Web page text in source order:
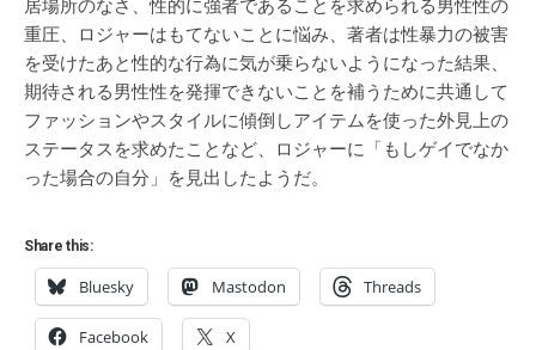
居場所のなさ、性的に強者であることを求められる男性性の
重圧、ロジャーはもてないことに悩み、著者は性暴力の被害
を受けたあと性的な行為に気が乗らないようになった結果、
期待される男性性を発揮できないことを補うために共通して
ファッションやスタイルに傾倒しアイテムを使った外見上の
ステータスを求めたことなど、ロジャーに「もしゲイでなか
った場合の自分」を見出したようだ。
Share this:
Bluesky Mastodon Threads
Facebook X